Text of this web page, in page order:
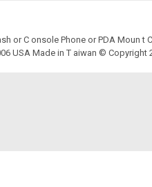
or C onsole Phone or PDA Moun t
USA Made in T aiwan © Copyright